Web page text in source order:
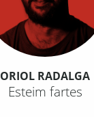
ORIOL RADALGA
Esteim fartes